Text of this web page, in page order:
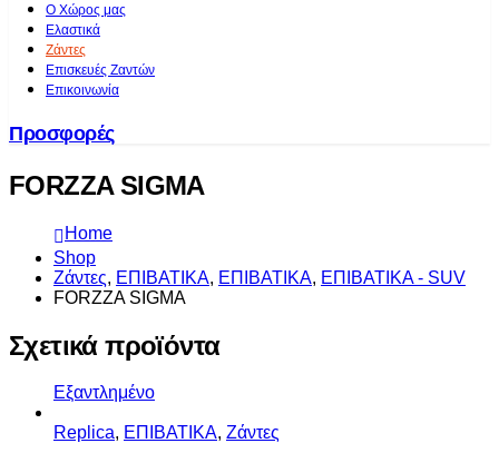
Ο Χώρος μας
Ελαστικά
Ζάντες
Επισκευές Ζαντών
Επικοινωνία
Προσφορές
FORZZA SIGMA
Home
Shop
Ζάντες, ΕΠΙΒΑΤΙΚΑ, ΕΠΙΒΑΤΙΚΑ, ΕΠΙΒΑΤΙΚΑ - SUV
FORZZA SIGMA
Σχετικά προϊόντα
Εξαντλημένο
Replica, ΕΠΙΒΑΤΙΚΑ, Ζάντες